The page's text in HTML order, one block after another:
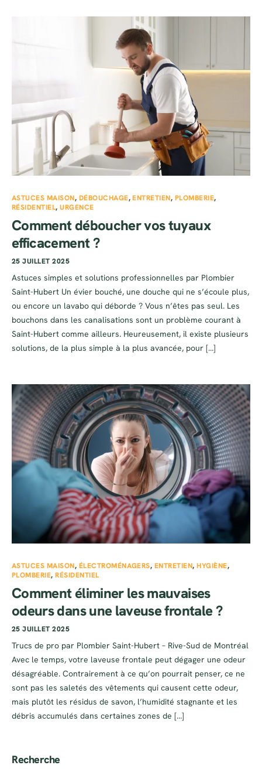
ASTUCES MAISON, DÉBOUCHAGE,ENTRETIEN, PLOMBERIE,
RÉSIDENTIEL,URGENCE
Comment déboucher vos tuyaux
efficacement ?
25 JUILLET 2025
Astuces simples et solutions professionnelles par Plombier
Saint-Hubert Un évier bouché, une douche qui ne s’écoule plus,
ou encore un lavabo qui déborde ? Vous n’êtes pas seul. Les
bouchons dans les canalisations sont un problème courant à
Saint-Hubert comme ailleurs. Heureusement, il existe plusieurs
solutions, de la plus simple à la plus avancée, pour […]
ASTUCES MAISON, ÉLECTROMÉNAGERS, ENTRETIEN,HYGIÈNE,
PLOMBERIE,RÉSIDENTIEL
Comment éliminer les mauvaises
odeurs dans une laveuse frontale ?
25 JUILLET 2025
Trucs de pro par Plombier Saint-Hubert – Rive-Sud de Montréal
Avec le temps, votre laveuse frontale peut dégager une odeur
désagréable. Contrairement à ce qu’on pourrait penser, ce ne
sont pas les saletés des vêtements qui causent cette odeur,
mais plutôt les résidus de savon, l’humidité stagnante et les
débris accumulés dans certaines zones de […]
Recherche